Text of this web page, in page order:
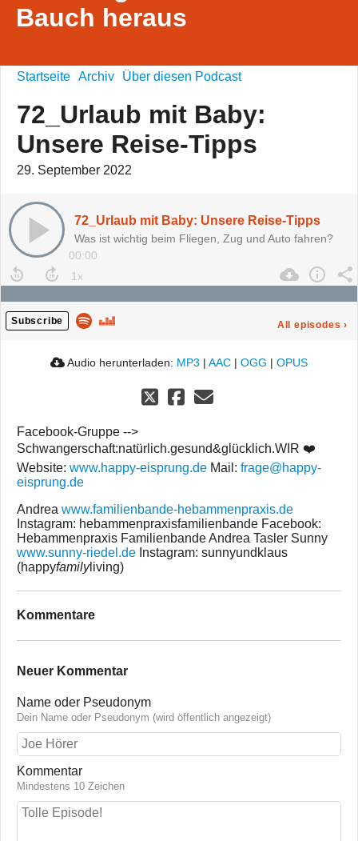
Bauch heraus
Startseite Archiv Über diesen Podcast
72_Urlaub mit Baby:
Unsere Reise-Tipps
29. September 2022
72_Urlaub mit Baby: Unsere Reise-Tipps
Was ist wichtig beim Fliegen, Zug und Auto fahren?
00:00
Subscribe All episodes ›
Audio herunterladen: MP3 | AAC | OGG | OPUS
Facebook-Gruppe -->
Schwangerschaft:natürlich.gesund&glücklich.WIR ❤️
Website: www.happy-eisprung.de Mail: frage@happy-
eisprung.de
Andrea www.familienbande-hebammenpraxis.de
Instagram: hebammenpraxisfamilienbande Facebook:
Hebammenpraxis Familienbande Andrea Tasler Sunny
www.sunny-riedel.de Instagram: sunnyundklaus
(happyfamilyliving)
Kommentare
Neuer Kommentar
Name oder Pseudonym
Dein Name oder Pseudonym (wird öffentlich angezeigt)
Kommentar
Mindestens 10 Zeichen